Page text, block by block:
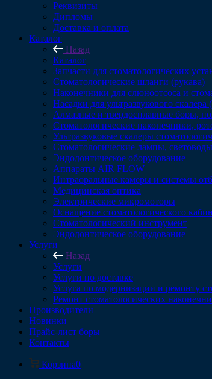
Реквизиты
Дипломы
Доставка и оплата
Каталог
Назад
Каталог
Запчасти для стоматологических
Стоматологические шланги (рукава)
Наконечники для слюноотсоса и
Насадки для ультразвукового
Алмазные и твердосплавные боры,
Стоматологические наконечники,
Ультразвуковые скалеры
Стоматологические лампы, световоды
Эндодонтическое оборудование
Аппараты AIR FLOW
Интраоральные камеры и системы
Медицинская оптика
Электрические микромоторы
Оснащение стоматологического
Стоматологический инструмент
Эндодонтическое оборудование
Услуги
Назад
Услуги
Услуги по доставке
Услуга по модернизации и ремонту
Ремонт стоматологических
Производители
Новинки
Прайс-лист боры
Контакты
Корзина0